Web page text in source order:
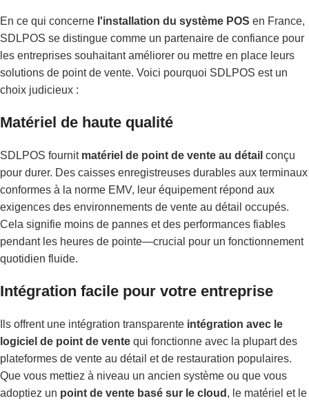
En ce qui concerne l'installation du système POS en France,
SDLPOS se distingue comme un partenaire de confiance pour
les entreprises souhaitant améliorer ou mettre en place leurs
solutions de point de vente. Voici pourquoi SDLPOS est un
choix judicieux :
Matériel de haute qualité
SDLPOS fournit matériel de point de vente au détail conçu
pour durer. Des caisses enregistreuses durables aux terminaux
conformes à la norme EMV, leur équipement répond aux
exigences des environnements de vente au détail occupés.
Cela signifie moins de pannes et des performances fiables
pendant les heures de pointe—crucial pour un fonctionnement
quotidien fluide.
Intégration facile pour votre entreprise
Ils offrent une intégration transparente intégration avec le
logiciel de point de vente qui fonctionne avec la plupart des
plateformes de vente au détail et de restauration populaires.
Que vous mettiez à niveau un ancien système ou que vous
adoptiez un point de vente basé sur le cloud , le matériel et le